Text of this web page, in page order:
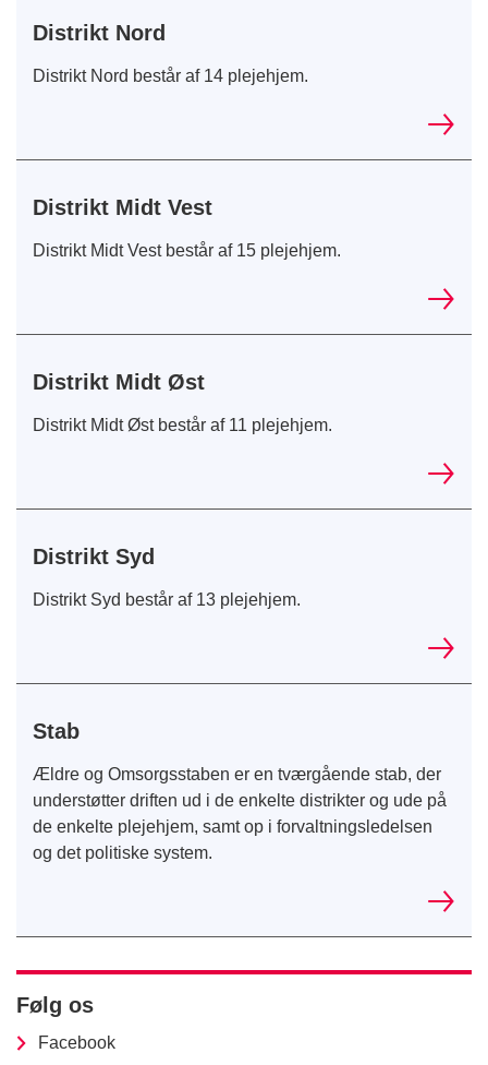
Distrikt Nord
Distrikt Nord består af 14 plejehjem.
Distrikt Midt Vest
Distrikt Midt Vest består af 15 plejehjem.
Distrikt Midt Øst
Distrikt Midt Øst består af 11 plejehjem.
Distrikt Syd
Distrikt Syd består af 13 plejehjem.
Stab
Ældre og Omsorgsstaben er en tværgående stab, der
understøtter driften ud i de enkelte distrikter og ude på
de enkelte plejehjem, samt op i forvaltningsledelsen
og det politiske system.
Følg os
Facebook